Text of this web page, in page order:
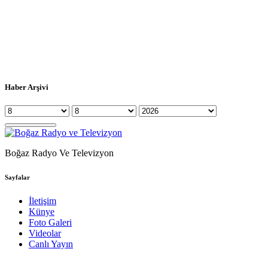
Haber Arşivi
Boğaz Radyo Ve Televizyon
Sayfalar
İletişim
Künye
Foto Galeri
Videolar
Canlı Yayın